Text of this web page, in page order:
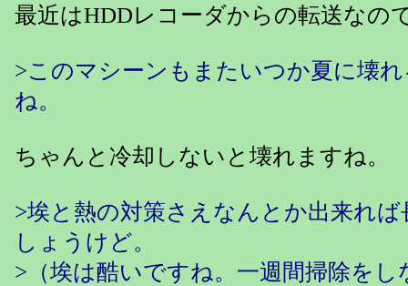
最近はHDDレコーダからの転送なの
>このマシーンもまたいつか夏に壊
ね。
ちゃんと冷却しないと壊れますね。
>埃と熱の対策さえなんとか出来れ
しょうけど。
>（埃は酷いですね。一週間掃除をし